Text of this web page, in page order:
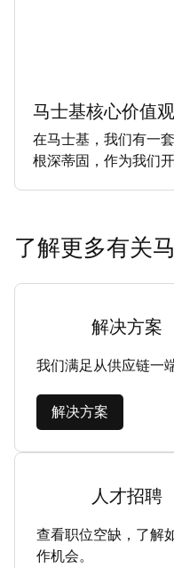
马士基核心价值观
在马士基，我们有一
根深蒂固，作为我们
了解更多有关
解决方案
我们满足从供应链一
解决方案
人才招聘
查看职位空缺，了解
作机会。